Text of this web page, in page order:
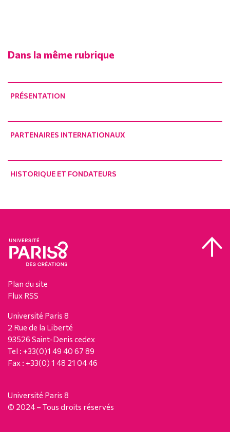
Dans la même rubrique
PRÉSENTATION
PARTENAIRES INTERNATIONAUX
HISTORIQUE ET FONDATEURS
Plan du site
Flux RSS
Université Paris 8
2 Rue de la Liberté
93526 Saint-Denis cedex
Tel : +33(0)1 49 40 67 89
Fax : +33(0) 1 48 21 04 46
Université Paris 8
© 2024 – Tous droits réservés